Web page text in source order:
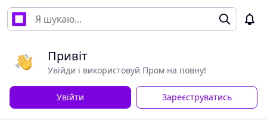
Привіт
Увійди і використовуй Пром на повну!
Увійти Зареєструватись